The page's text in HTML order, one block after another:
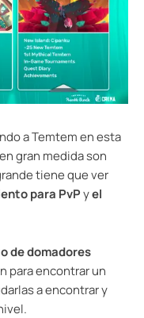
a Temtem en esta
gran medida son
tiene que ver
para PvPyel
de domadores
para encontrar un
a encontrar y